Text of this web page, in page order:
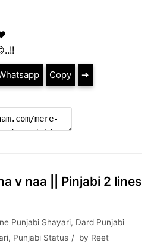
Copy ➔
v naa || Pinjabi 2 lines
Punjabi Shayari, Dard Punjabi
, Punjabi Status by Reet